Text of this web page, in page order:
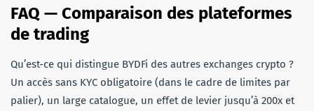
FAQ — Comparaison des plateformes
de trading
Qu’est-ce qui distingue BYDFi des autres exchanges crypto ?
Un accès sans KYC obligatoire (dans le cadre de limites par
palier), un large catalogue, un effet de levier jusqu’à 200x et